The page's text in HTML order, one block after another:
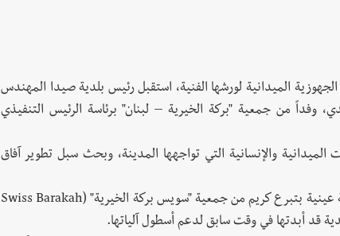
الميدانية لورشها الفنية، استقبل رئيس بلدية صيدا المهندس
من جمعية "بركة الخيرية – لبنان" برئاسة الرئيس التنفيذي
الميدانية والإنسانية التي تواجهها المدينة، وبحث سبل تطوير آفاق
​وتوّج اللقاء بتسليم بلدية صيدا جرافة ثقيلة، مقدمة كهبة عينية بتبرع كريم من جمعية "سويس بركة الخيرية" (Swiss Barakah